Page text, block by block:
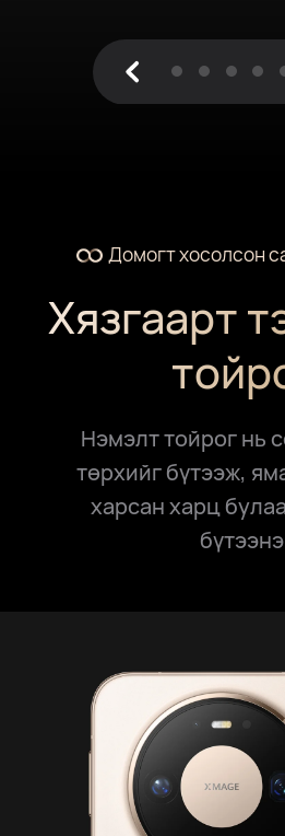
Домогт хосолсон
Хязгаарт
Нэмэлт тойрог нь
төрхийг бүтээж,
харсан харц